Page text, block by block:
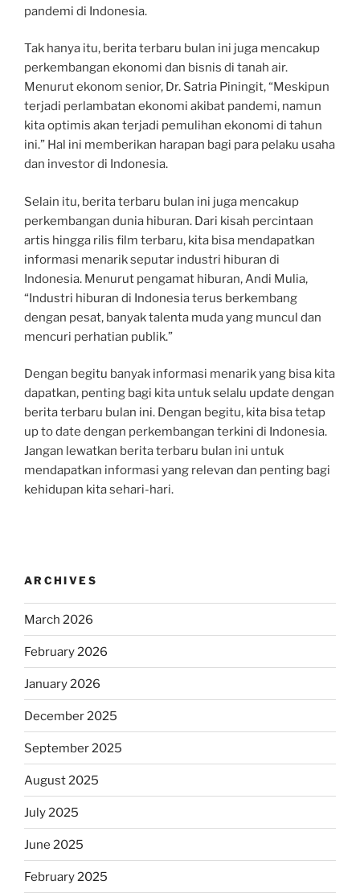
pandemi di Indonesia.
Tak hanya itu, berita terbaru bulan ini juga mencakup
perkembangan ekonomi dan bisnis di tanah air.
Menurut ekonom senior, Dr. Satria Piningit, “Meskipun
terjadi perlambatan ekonomi akibat pandemi, namun
kita optimis akan terjadi pemulihan ekonomi di tahun
ini.” Hal ini memberikan harapan bagi para pelaku usaha
dan investor di Indonesia.
Selain itu, berita terbaru bulan ini juga mencakup
perkembangan dunia hiburan. Dari kisah percintaan
artis hingga rilis film terbaru, kita bisa mendapatkan
informasi menarik seputar industri hiburan di
Indonesia. Menurut pengamat hiburan, Andi Mulia,
“Industri hiburan di Indonesia terus berkembang
dengan pesat, banyak talenta muda yang muncul dan
mencuri perhatian publik.”
Dengan begitu banyak informasi menarik yang bisa kita
dapatkan, penting bagi kita untuk selalu update dengan
berita terbaru bulan ini. Dengan begitu, kita bisa tetap
up to date dengan perkembangan terkini di Indonesia.
Jangan lewatkan berita terbaru bulan ini untuk
mendapatkan informasi yang relevan dan penting bagi
kehidupan kita sehari-hari.
ARCHIVES
March 2026
February 2026
January 2026
December 2025
September 2025
August 2025
July 2025
June 2025
February 2025